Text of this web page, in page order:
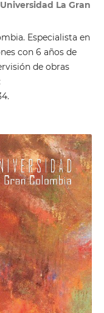
La Gran
Especialista en
con 6 años de
de obras